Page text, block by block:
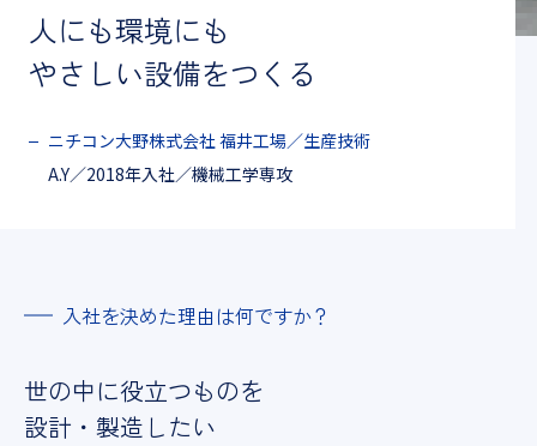
人にも環境にも
やさしい設備をつくる
ニチコン大野株式会社 福井工場／生産技術
A.Y／2018年入社／機械工学専攻
入社を決めた理由は何ですか？
世の中に役立つものを
設計・製造したい